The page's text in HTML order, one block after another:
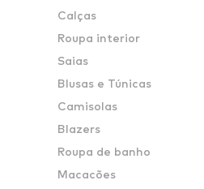
Calças
Roupa interior
Saias
Blusas e Túnicas
Camisolas
Blazers
Roupa de banho
Macacões